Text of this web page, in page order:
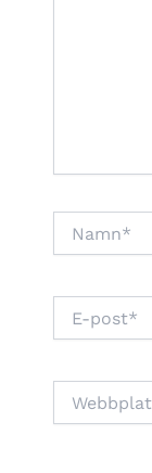
post*